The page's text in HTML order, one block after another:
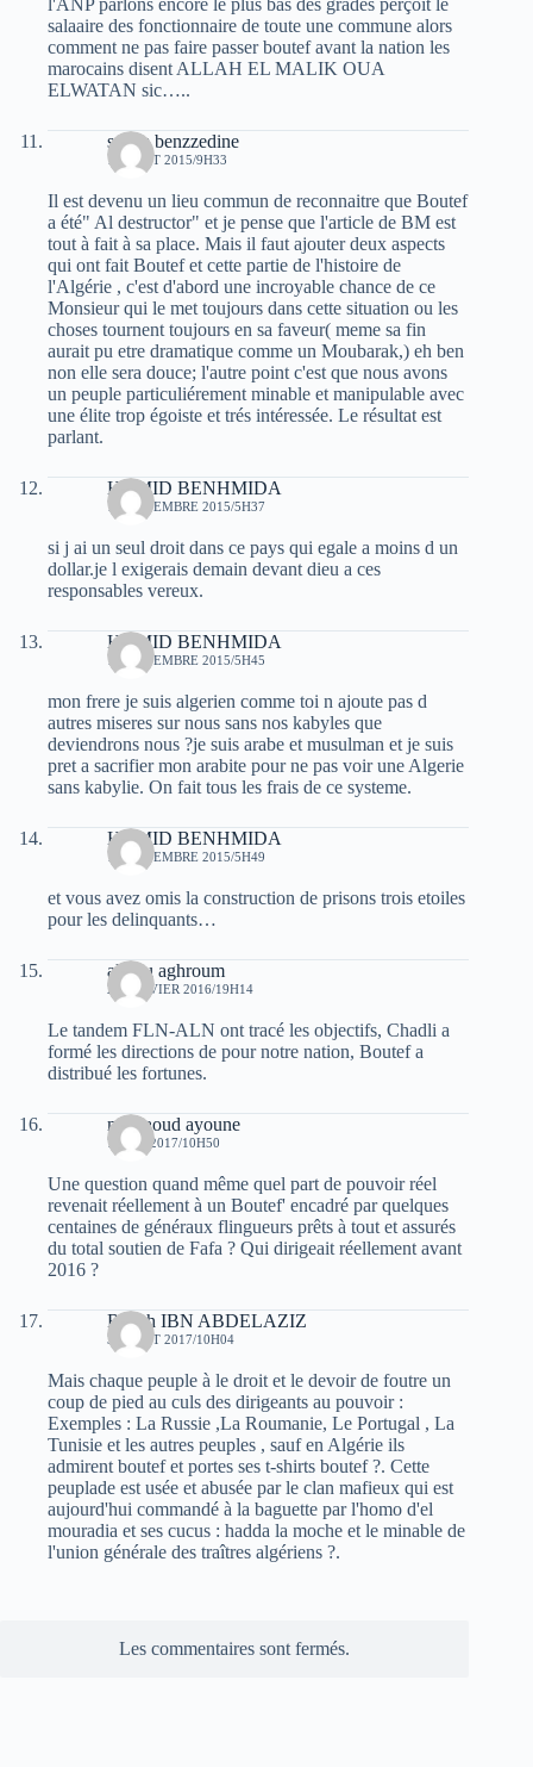
l'ANP parlons encore le plus bas des gradés perçoit le
salaaire des fonctionnaire de toute une commune alors
comment ne pas faire passer boutef avant la nation les
marocains disent ALLAH EL MALIK OUA
ELWATAN sic…..
salam benzzedine
13 AOÛT 2015/9H33
Il est devenu un lieu commun de reconnaitre que Boutef
a été" Al destructor" et je pense que l'article de BM est
tout à fait à sa place. Mais il faut ajouter deux aspects
qui ont fait Boutef et cette partie de l'histoire de
l'Algérie , c'est d'abord une incroyable chance de ce
Monsieur qui le met toujours dans cette situation ou les
choses tournent toujours en sa faveur( meme sa fin
aurait pu etre dramatique comme un Moubarak,) eh ben
non elle sera douce; l'autre point c'est que nous avons
un peuple particuliérement minable et manipulable avec
une élite trop égoiste et trés intéressée. Le résultat est
parlant.
HAMID BENHMIDA
11 NOVEMBRE 2015/5H37
si j ai un seul droit dans ce pays qui egale a moins d un
dollar.je l exigerais demain devant dieu a ces
responsables vereux.
HAMID BENHMIDA
11 NOVEMBRE 2015/5H45
mon frere je suis algerien comme toi n ajoute pas d
autres miseres sur nous sans nos kabyles que
deviendrons nous ?je suis arabe et musulman et je suis
pret a sacrifier mon arabite pour ne pas voir une Algerie
sans kabylie. On fait tous les frais de ce systeme.
HAMID BENHMIDA
11 NOVEMBRE 2015/5H49
et vous avez omis la construction de prisons trois etoiles
pour les delinquants…
allilou aghroum
24 JANVIER 2016/19H14
Le tandem FLN-ALN ont tracé les objectifs, Chadli a
formé les directions de pour notre nation, Boutef a
distribué les fortunes.
messaoud ayoune
7 JUIN 2017/10H50
Une question quand même quel part de pouvoir réel
revenait réellement à un Boutef' encadré par quelques
centaines de généraux flingueurs prêts à tout et assurés
du total soutien de Fafa ? Qui dirigeait réellement avant
2016 ?
Rabah IBN ABDELAZIZ
31 AOÛT 2017/10H04
Mais chaque peuple à le droit et le devoir de foutre un
coup de pied au culs des dirigeants au pouvoir :
Exemples : La Russie ,La Roumanie, Le Portugal , La
Tunisie et les autres peuples , sauf en Algérie ils
admirent boutef et portes ses t-shirts boutef ?. Cette
peuplade est usée et abusée par le clan mafieux qui est
aujourd'hui commandé à la baguette par l'homo d'el
mouradia et ses cucus : hadda la moche et le minable de
l'union générale des traîtres algériens ?.
Les commentaires sont fermés.